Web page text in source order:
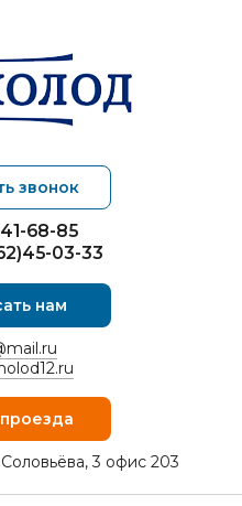
звонок
68-85
03-33
нам
3 офис 203